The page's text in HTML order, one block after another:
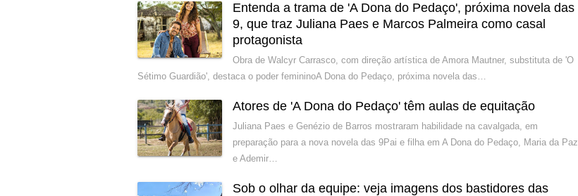
Entenda a trama de 'A Dona do Pedaço', próxima novela das
9, que traz Juliana Paes e Marcos Palmeira como casal
protagonista
Obra de Walcyr Carrasco, com direção artística de Amora Mautner, substituta de 'O
Sétimo Guardião', destaca o poder femininoA Dona do Pedaço, próxima novela das…
Atores de 'A Dona do Pedaço' têm aulas de equitação
Juliana Paes e Genézio de Barros mostraram habilidade na cavalgada, em
preparação para a nova novela das 9Pai e filha em A Dona do Pedaço, Maria da Paz
e Ademir…
Sob o olhar da equipe: veja imagens dos bastidores das